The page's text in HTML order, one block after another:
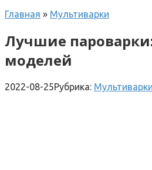
Главная » Мультиварки
Лучшие
моделей
2022-08-25Рубрика: Мультиварки